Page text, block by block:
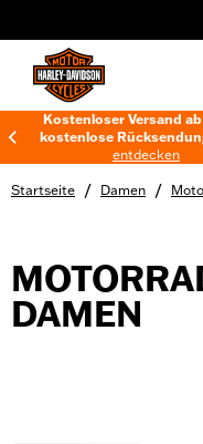
Kostenloser Versand
kostenlose
entdecken
Startseite / Damen /
DAMEN